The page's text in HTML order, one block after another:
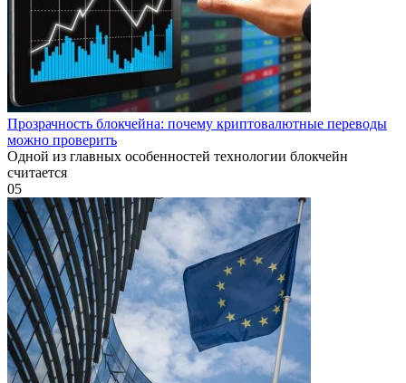
Прозрачность блокчейна: почему криптовалютные переводы
можно проверить
Одной из главных особенностей технологии блокчейн
считается
05